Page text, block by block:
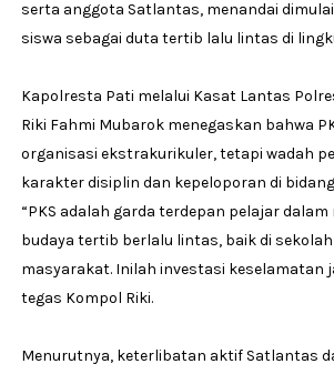
serta anggota Satlantas, menandai
siswa sebagai duta tertib lalu lintas di
Kapolresta Pati melalui Kasat Lantas
Riki Fahmi Mubarok menegaskan bahwa
organisasi ekstrakurikuler, tetapi wadah
karakter disiplin dan kepeloporan di
“PKS adalah garda terdepan pelajar
budaya tertib berlalu lintas, baik di
masyarakat. Inilah investasi keselamatan
tegas Kompol Riki.
Menurutnya, keterlibatan aktif Satlantas